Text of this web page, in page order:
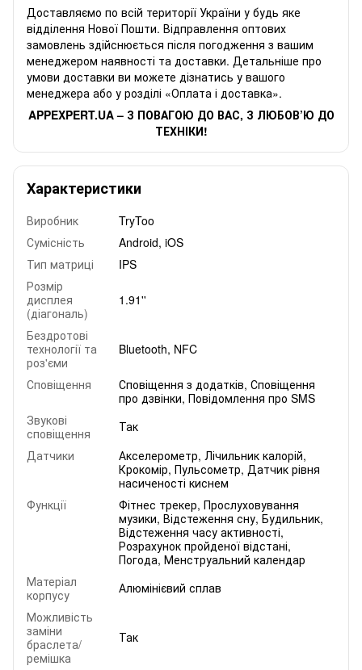
Доставляємо по всій території України у будь яке
відділення Нової Пошти. Відправлення оптових
замовлень здійснюється після погодження з вашим
менеджером наявності та доставки. Детальніше про
умови доставки ви можете дізнатись у вашого
менеджера або у розділі «Оплата і доставка».
APPEXPERT.UA – З ПОВАГОЮ ДО ВАС, З ЛЮБОВ’Ю ДО
ТЕХНІКИ!
Характеристики
Виробник
TryToo
Сумісність
Android, iOS
Тип матриці
IPS
Розмір
дисплея
(діагональ)
1.91''
Бездротові
технології та
роз'єми
Bluetooth, NFC
Сповіщення
Сповіщення з додатків, Сповіщення
про дзвінки, Повідомлення про SMS
Звукові
сповіщення
Так
Датчики
Акселерометр, Лічильник калорій,
Крокомір, Пульсометр, Датчик рівня
насиченості киснем
Функції
Фітнес трекер, Прослуховування
музики, Відстеження сну, Будильник,
Відстеження часу активності,
Розрахунок пройденої відстані,
Погода, Менструальний календар
Матеріал
корпусу
Алюмінієвий сплав
Можливість
заміни
браслета/
ремішка
Так